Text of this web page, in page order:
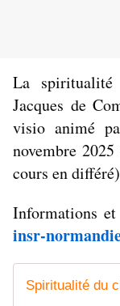
La
Jacques de
visio animé
novembre
cours en
insr-